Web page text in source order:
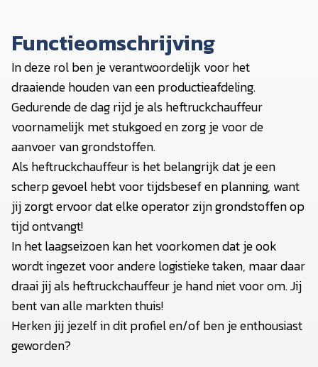
Functieomschrijving
In deze rol ben je verantwoordelijk voor het
draaiende houden van een productieafdeling.
Gedurende de dag rijd je als heftruckchauffeur
voornamelijk met stukgoed en zorg je voor de
aanvoer van grondstoffen.
Als heftruckchauffeur is het belangrijk dat je een
scherp gevoel hebt voor tijdsbesef en planning, want
jij zorgt ervoor dat elke operator zijn grondstoffen op
tijd ontvangt!
In het laagseizoen kan het voorkomen dat je ook
wordt ingezet voor andere logistieke taken, maar daar
draai jij als heftruckchauffeur je hand niet voor om. Jij
bent van alle markten thuis!
Herken jij jezelf in dit profiel en/of ben je enthousiast
geworden?